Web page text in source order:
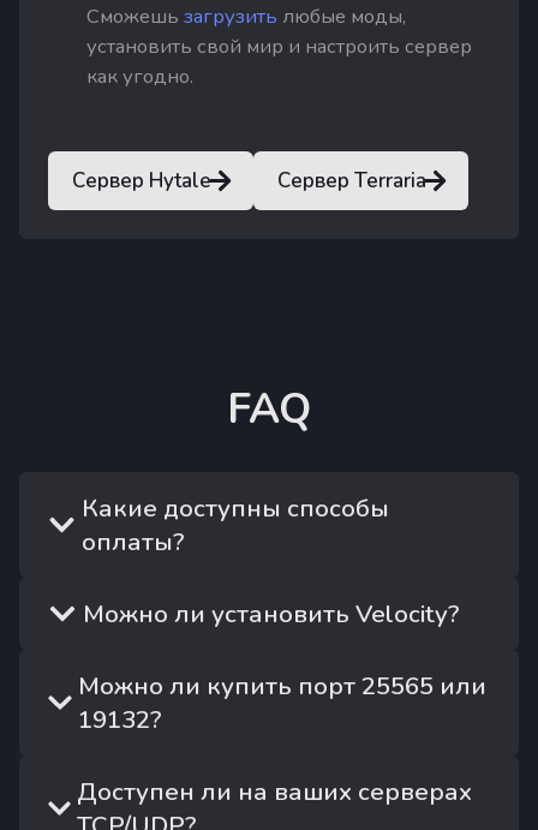
Сможешь загрузить любые моды,
установить свой мир и настроить сервер
как угодно.
Сервер Hytale Сервер Terraria
FAQ
Какие доступны способы
оплаты?
Можно ли установить Velocity?
Можно ли купить порт 25565 или
19132?
Доступен ли на ваших серверах